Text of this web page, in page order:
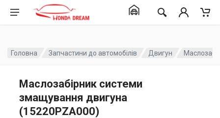
Головна Запчастини до автомобілів Двигун
Маслозабірник системи
змащування двигуна
(15220PZA000)